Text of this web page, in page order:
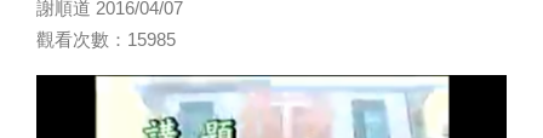
謝順道 2016/04/07
觀看次數：15985